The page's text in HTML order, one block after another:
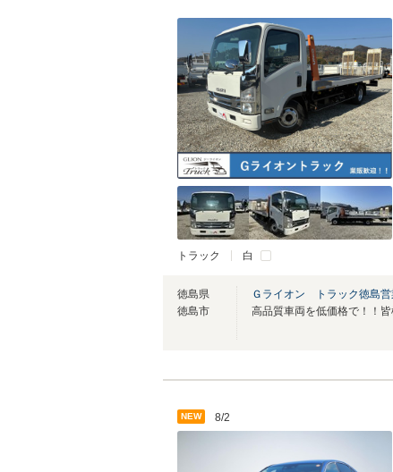
トラック 白
徳島県
徳島市
Ｇライオン トラック徳島営
NEW 8/2